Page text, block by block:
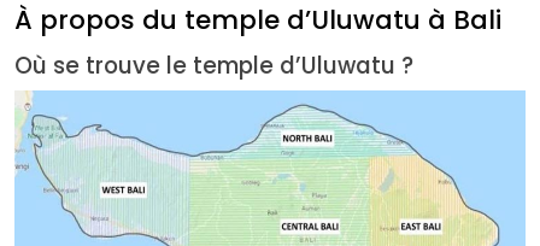
À propos du temple d’Uluwatu à Bali
Où se trouve le temple d’Uluwatu ?